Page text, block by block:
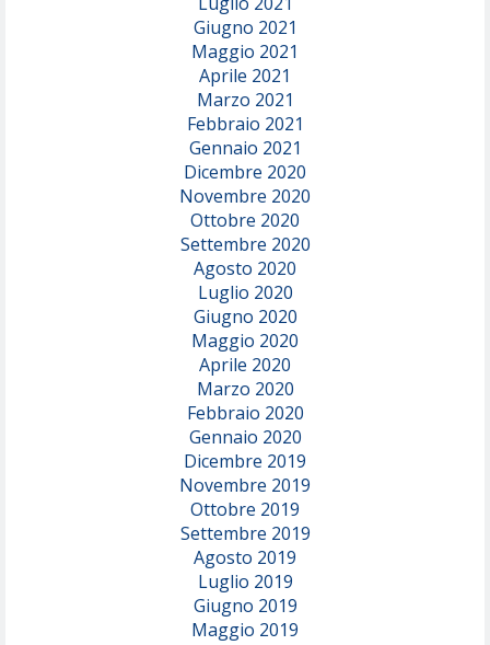
Giugno 2021
Maggio 2021
Aprile 2021
Marzo 2021
Febbraio 2021
Gennaio 2021
Dicembre 2020
Novembre 2020
Ottobre 2020
Settembre 2020
Agosto 2020
Luglio 2020
Giugno 2020
Maggio 2020
Aprile 2020
Marzo 2020
Febbraio 2020
Gennaio 2020
Dicembre 2019
Novembre 2019
Ottobre 2019
Settembre 2019
Agosto 2019
Luglio 2019
Giugno 2019
Maggio 2019